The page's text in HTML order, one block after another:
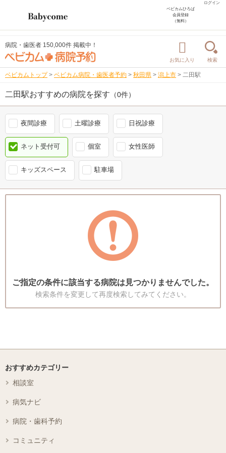
ログイン
ベビカムひろば
会員登録
（無料）
病院・歯医者 150,000件 掲載中！
お気に入り 検索
ベビカムトップ > ベビカム病院・歯医者予約 > 秋田県 > 潟上市 > 二田駅
二田駅おすすめの病院を探す （0件）
夜間診療 土曜診療 日祝診療
ネット受付可 個室 女性医師
キッズスペース 駐車場
ご指定の条件に該当する病院は見つかりませんでした。
検索条件を変更して再度検索してみてください。
おすすめカテゴリー
相談室
病気ナビ
病院・歯科予約
コミュニティ